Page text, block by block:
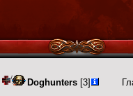
Doghunters [3]